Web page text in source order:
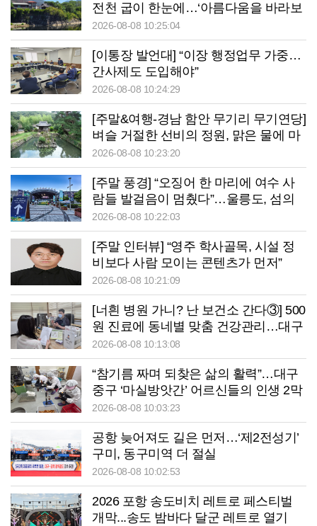
전천 굽이 한눈에…‘아름다움을 바라보
는’ 청송 망미정
2026-08-08 10:25:04
[이통장 발언대] “이장 행정업무 가중…
간사제도 도입해야”
2026-08-08 10:24:29
[주말&여행-경남 함안 무기리 무기연당]
벼슬 거절한 선비의 정원, 맑은 물에 마
음을 건지다
2026-08-08 10:23:20
[주말 풍경] “오징어 한 마리에 여수 사
람들 발걸음이 멈췄다”…울릉도, 섬의
날서 ‘통했다’
2026-08-08 10:22:03
[주말 인터뷰] “영주 학사골목, 시설 정
비보다 사람 모이는 콘텐츠가 먼저”
2026-08-08 10:21:09
[너흰 병원 가니? 난 보건소 간다③] 500
원 진료에 동네별 맞춤 건강관리…대구
중구보건소의 변신
2026-08-08 10:13:08
“참기름 짜며 되찾은 삶의 활력”…대구
중구 ‘마실방앗간’ 어르신들의 인생 2막
2026-08-08 10:03:23
공항 늦어져도 길은 먼저…‘제2전성기’
구미, 동구미역 더 절실
2026-08-08 10:02:53
2026 포항 송도비치 레트로 페스티벌
개막...송도 밤바다 달군 레트로 열기